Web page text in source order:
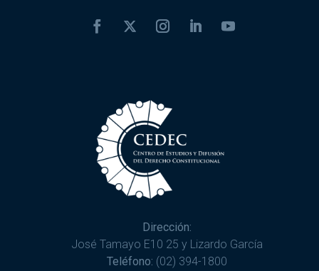
Dirección:
José Tamayo E10 25 y Lizardo García
Teléfono: (02) 394-1800